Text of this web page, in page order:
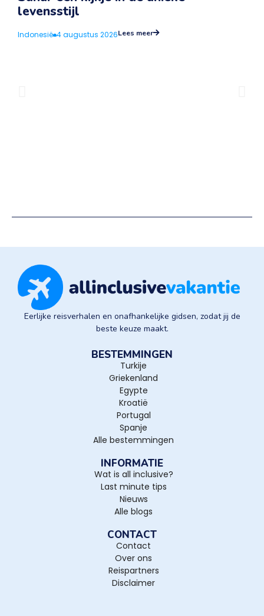
levensstijl
Indonesië 4 augustus 2026Lees meer
Eerlijke reisverhalen en onafhankelijke gidsen, zodat jij de
beste keuze maakt.
BESTEMMINGEN
Turkije
Griekenland
Egypte
Kroatië
Portugal
Spanje
Alle bestemmingen
INFORMATIE
Wat is all inclusive?
Last minute tips
Nieuws
Alle blogs
CONTACT
Contact
Over ons
Reispartners
Disclaimer